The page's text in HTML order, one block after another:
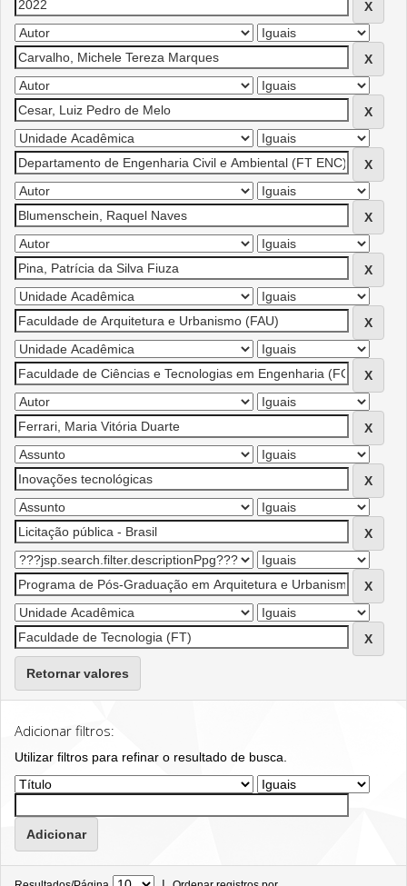
Retornar valores
Adicionar filtros:
Utilizar filtros para refinar o resultado de busca.